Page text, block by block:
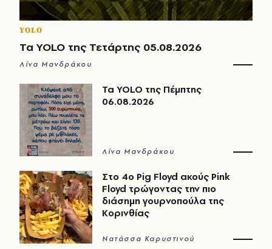
YOLO
Τα YOLO της Τετάρτης 05.08.2026
Λίνα Μανδράκου
Τα YOLO της Πέμπτης
06.08.2026
Λίνα Μανδράκου
Στο 4ο Pig Floyd ακούς Pink
Floyd τρώγοντας την πιο
διάσημη γουρνοπούλα της
Κορινθίας
Νατάσσα Καρυστινού